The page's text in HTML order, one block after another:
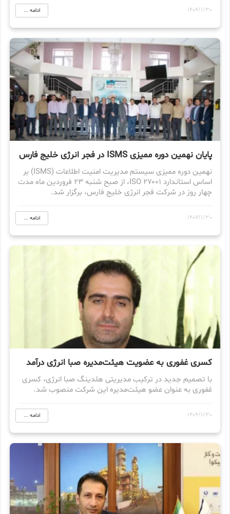
1404/1/30 ادامه ...
پایان نهمین دوره ممیزی ISMS در فجر انرژی خلیج فارس
نهمین دوره ممیزی سیستم مدیریت امنیت اطلاعات (ISMS) بر
اساس استاندارد ISO ۲۷۰۰۱، از صبح شنبه ۲۳ فروردین ماه مدت
چهار روز در شرکت فجر انرژی خلیج فارس، برگزار شد.
1404/1/30 ادامه ...
کسری غفوری به عضویت هیئت‌مدیره صبا انرژی درآمد
با تصمیم جدید در ترکیب مدیریتی هلدینگ صبا انرژی، کسری
غفوری به عنوان عضو هیئت‌مدیره این شرکت منصوب شد.
1404/1/30 ادامه ...